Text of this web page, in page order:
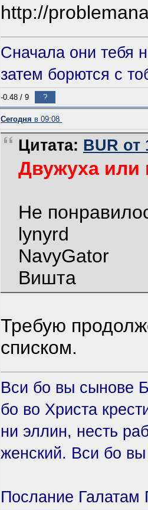
http://
Сначала они тебя
затем борются с
-0.48 / 9 ?
Сегодня в 09:08
Цитата: BUR от
Двужуха или
Не
lynyrd
NavyGator
Вишта
Требую
списком.
Вси бо вы сынове
бо во Христа
ни эллин, несть
женский. Вси бо
Послание Галатам